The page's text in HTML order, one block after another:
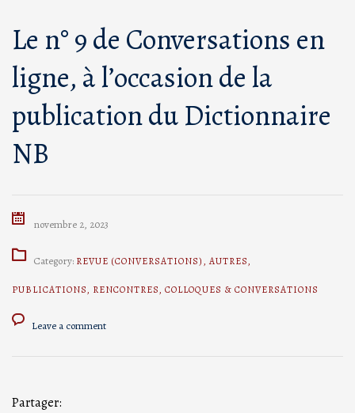
Le n° 9 de Conversations en
ligne, à l’occasion de la
publication du Dictionnaire
NB
novembre 2, 2023
Category: REVUE (CONVERSATIONS), AUTRES,
PUBLICATIONS, RENCONTRES, COLLOQUES & CONVERSATIONS
Leave a comment
Partager: